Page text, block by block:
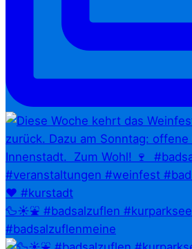
🦆☀️⛲ #badsalzuflen #kurparksee
#badsalzuflenmeine